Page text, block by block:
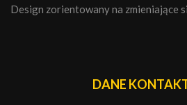
Design zorientowany na zmieniające
DANE